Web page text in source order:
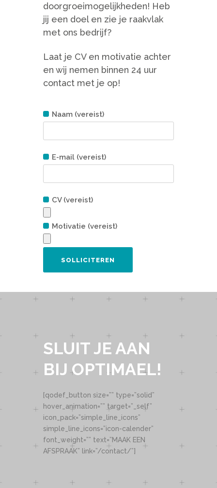
doorgroeimogelijkheden! Heb
jij een doel en zie je raakvlak
met ons bedrijf?
Laat je CV en motivatie achter
en wij nemen binnen 24 uur
contact met je op!
Naam (vereist)
E-mail (vereist)
CV (vereist)
Motivatie (vereist)
SLUIT JE AAN
BIJ OPTIMAEL!
[qodef_button size=”” type=”solid”
hover_animation=”” target=”_self”
icon_pack=”simple_line_icons”
simple_line_icons=”icon-calender”
font_weight=”” text=”MAAK EEN
AFSPRAAK” link=”/contact/”]